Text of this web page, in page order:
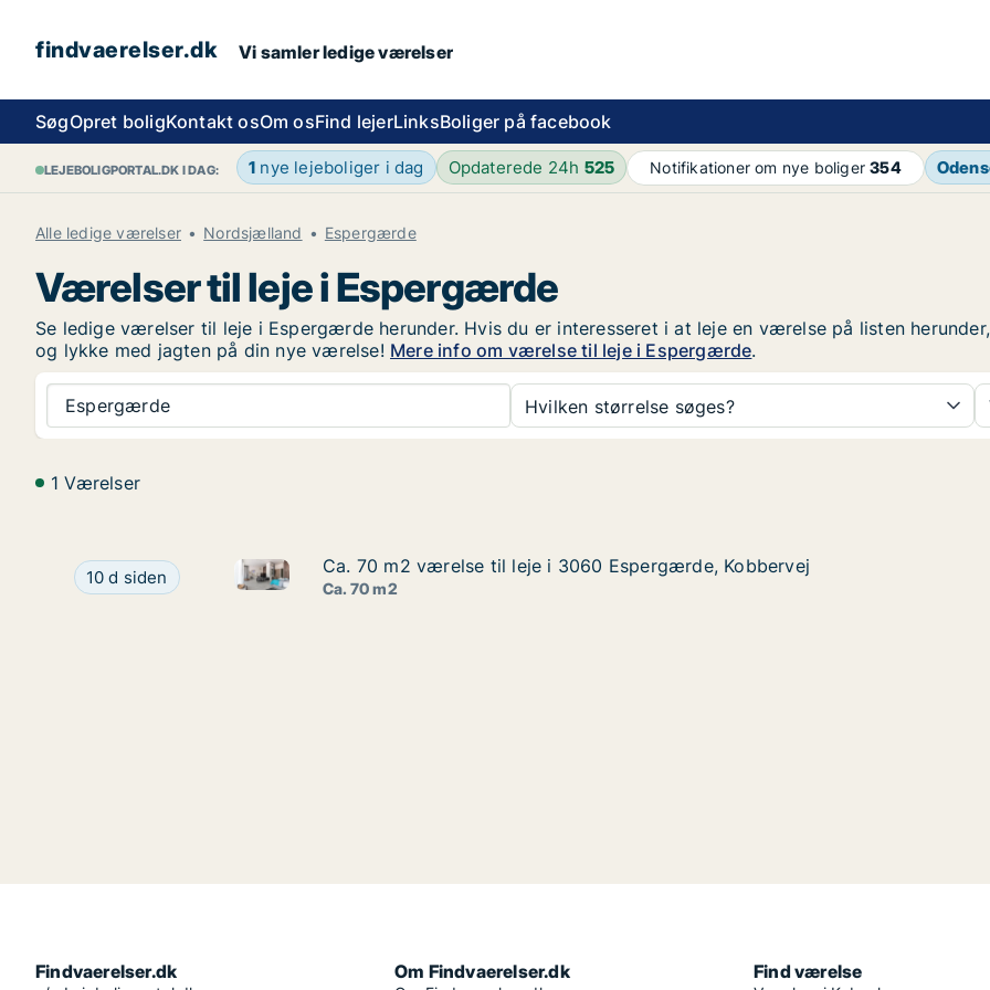
findvaerelser.dk Vi samler ledige værelser
SøgOpret boligKontakt osOm osFind lejerLinksBoliger på facebook
LEJEBOLIGPORTAL.DK I DAG: 1 nye lejeboliger i dag Opdaterede 24h 525 Notifikationer om nye boliger354
Alle ledige værelser Nordsjælland Espergærde
Værelser til leje i Espergærde
Se ledige værelser til leje i Espergærde herunder. Hvis du er interesseret i at leje en værelse på listen
og lykke med jagten på din nye værelse! Mere info om værelse til leje i Espergærde.
Espergærde Hvilken størrelse søges?
1 Værelser
Ca. 70 m2 værelse til leje i 3060 Espergærde, Kobbervej
10 d siden Ca. 70 m2 værelse til leje i 3060 Espergærde, Kobbervej
Ca. 70 m2 værelse til leje i 3060 Espergærde, Kobbervej
Ca. 70 m2 værelse til leje i 3060 Espergærde, Kobbervej
Ca. 70 m2
Findvaerelser.dk Om Findvaerelser.dk Find værelse